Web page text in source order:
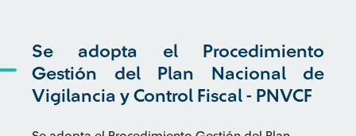
Se adopta el Procedimiento
Gestión del Plan Nacional de
Vigilancia y Control Fiscal - PNVCF